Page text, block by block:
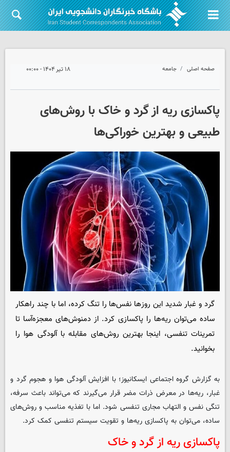
صفحه اصلی جامعه ۱۸ تیر ۱۴۰۴ - ۰۰:۰۰
پاکسازی ریه از گرد و خاک با روش‌های
طبیعی و بهترین خوراکی‌ها
گرد و غبار شدید این روزها نفس‌ها را تنگ کرده، اما با چند راهکار
ساده می‌توان ریه‌ها را پاکسازی کرد. از دمنوش‌های معجزه‌آسا تا
تمرینات تنفسی، اینجا بهترین روش‌های مقابله با آلودگی هوا را
بخوانید.
به گزارش گروه اجتماعی ایسکانیوز؛ با افزایش آلودگی هوا و هجوم گرد و
غبار، ریه‌ها در معرض ذرات مضر قرار می‌گیرند که می‌تواند باعث سرفه،
تنگی نفس و التهاب مجاری تنفسی شود. اما با تغذیه مناسب و روش‌های
ساده، می‌توان به پاکسازی ریه‌ها و تقویت سیستم تنفسی کمک کرد.
پاکسازی ریه از گرد و خاک